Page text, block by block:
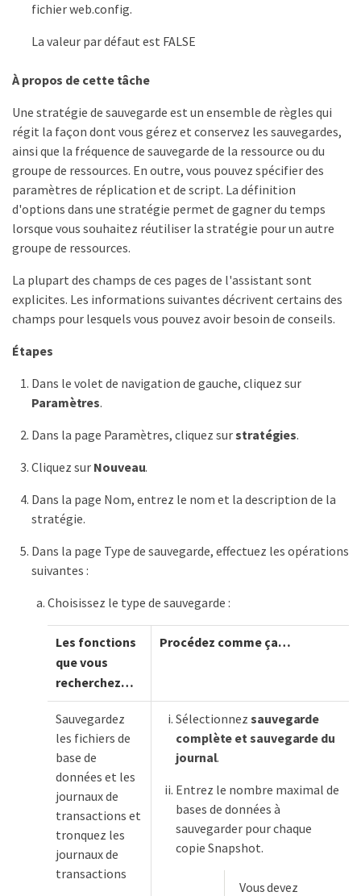
fichier web.config.
La valeur par défaut est FALSE
À propos de cette tâche
Une stratégie de sauvegarde est un ensemble de règles qui
régit la façon dont vous gérez et conservez les sauvegardes,
ainsi que la fréquence de sauvegarde de la ressource ou du
groupe de ressources. En outre, vous pouvez spécifier des
paramètres de réplication et de script. La définition
d'options dans une stratégie permet de gagner du temps
lorsque vous souhaitez réutiliser la stratégie pour un autre
groupe de ressources.
La plupart des champs de ces pages de l'assistant sont
explicites. Les informations suivantes décrivent certains des
champs pour lesquels vous pouvez avoir besoin de conseils.
Étapes
Dans le volet de navigation de gauche, cliquez sur
Paramètres.
Dans la page Paramètres, cliquez surstratégies.
Cliquez sur Nouveau.
Dans la page Nom, entrez le nom et la description de la
stratégie.
Dans la page Type de sauvegarde, effectuez les opérations
suivantes :
Choisissez le type de sauvegarde :
Les fonctions
que vous
recherchez…​
Procédez comme ça…​
Sauvegardez
les fichiers de
base de
données et les
journaux de
transactions et
tronquez les
journaux de
transactions
Sélectionnez sauvegarde
complète et sauvegarde du
journal.
Entrez le nombre maximal de
bases de données à
sauvegarder pour chaque
copie Snapshot.
Vous devez